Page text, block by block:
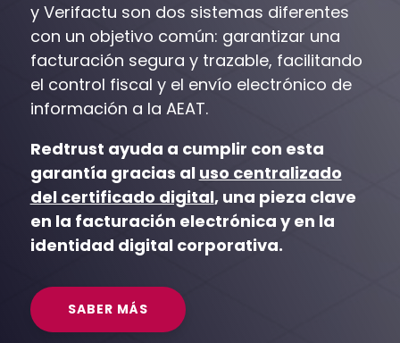
y Verifactu son dos sistemas diferentes
con un objetivo común: garantizar una
facturación segura y trazable, facilitando
el control fiscal y el envío electrónico de
información a la AEAT.
Redtrust ayuda a cumplir con esta
garantía gracias al uso centralizado
del certificado digital, una pieza clave
en la facturación electrónica y en la
identidad digital corporativa.
SABER MÁS